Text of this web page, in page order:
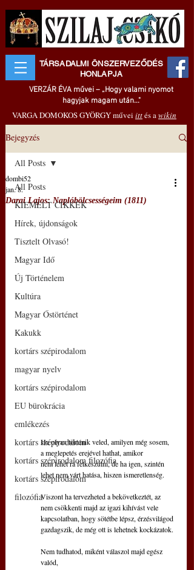
TÁRSADALMI ÖNSZERVEZŐDÉS
HONLAPJA
VERZÁR ÉVA művei – „Hogy valami nyomot
hagyjak magam után..."
VARGA DOMOKOS GYÖRGY művei ittés awikin
Bejegyzés
All Posts
KIEMELT CIKKEK
Hírek, újdonságok
Tisztelt Olvasó!
Magyar Idő
Új Történelem
Kultúra
Magyar Őstörténet
Kakukk
kortárs szépirodalom
magyar nyelv
kortárs szépirodalom
EU bürokrácia
emlékezés
kortárs szépirodalom
kortárs szépirodalom filozófia
kortárs szépirodalom
filozófia
All Posts
Darai Lajos: Naplóbölcsességeim (1811)
dombi52
jan. 8.
Ha olyan történik veled, amilyen még sosem,
a meglepetés erejével hathat, amikor
nem lehet rá felkészülni, de ha igen, szintén
lehet nem várt hatása, hiszen ismeretlenség.
Viszont ha tervezheted a bekövetkeztét, az
nem csökkenti majd az igazi kihívást vele
kapcsolatban, hogy sötétbe lépsz, érzésvilágod
gazdagszik, de még ott is lehetnek kockázatok.
Nem tudhatod, miként válaszol majd egész
valód,